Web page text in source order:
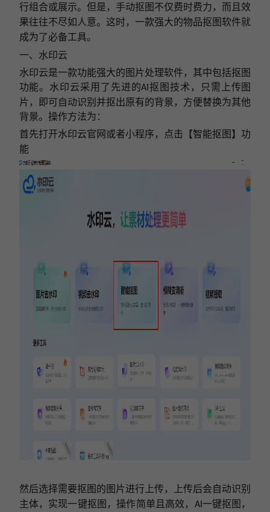
行组合或展示。但是，手动抠图不仅费时费力，而且效
果往往不尽如人意。这时，一款强大的物品抠图软件就
成为了必备工具。
一、水印云
水印云是一款功能强大的图片处理软件，其中包括抠图
功能。水印云采用了先进的AI 抠图技术，只需上传图
片，即可自动识别并抠出原有的背景，方便替换为其他
背景。操作方法为：
首先打开水印云官网或者小程序，点击【智能抠图】功
能
然后选择需要抠图的图片进行上传，上传后会自动识别
主体，实现一键抠图 ，操作简单且高效， AI 一键抠图，